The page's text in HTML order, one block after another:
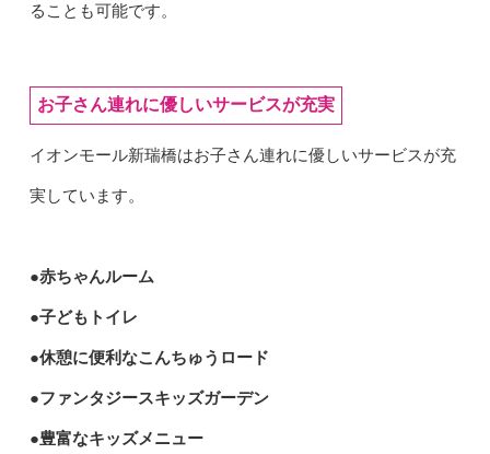
ることも可能です。
お子さん連れに優しいサービスが充実
イオンモール新瑞橋はお子さん連れに優しいサービスが充
実しています。
●赤ちゃんルーム
●子どもトイレ
●休憩に便利なこんちゅうロード
●ファンタジースキッズガーデン
●豊富なキッズメニュー